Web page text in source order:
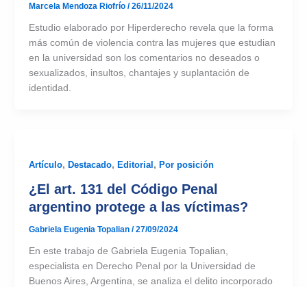
Marcela Mendoza Riofrío /26/11/2024
Estudio elaborado por Hiperderecho revela que la forma
más común de violencia contra las mujeres que estudian
en la universidad son los comentarios no deseados o
sexualizados, insultos, chantajes y suplantación de
identidad.
Artículo, Destacado, Editorial , Por posición
¿El art. 131 del Código Penal
argentino protege a las víctimas?
Gabriela Eugenia Topalian /27/09/2024
En este trabajo de Gabriela Eugenia Topalian,
especialista en Derecho Penal por la Universidad de
Buenos Aires, Argentina, se analiza el delito incorporado